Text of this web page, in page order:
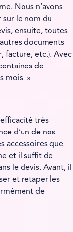
Nous n’avons
sur le nom du
ensuite, toutes
documents
facture, etc.). Avec
de
mois. »
très
d’un de nos
accessoires que
et il suffit de
le devis. Avant, il
et retaper les
de